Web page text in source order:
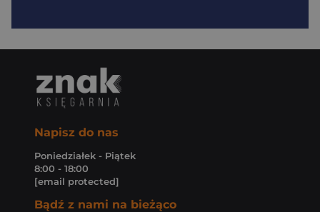
Napisz do nas
Poniedziałek - Piątek
8:00 - 18:00
[email protected]
Bądź z nami na bieżąco